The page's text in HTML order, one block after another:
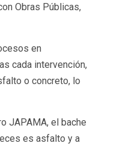
Obras Públicas,
en
cada intervención,
o concreto, lo
JAPAMA, el bache
es asfalto y a